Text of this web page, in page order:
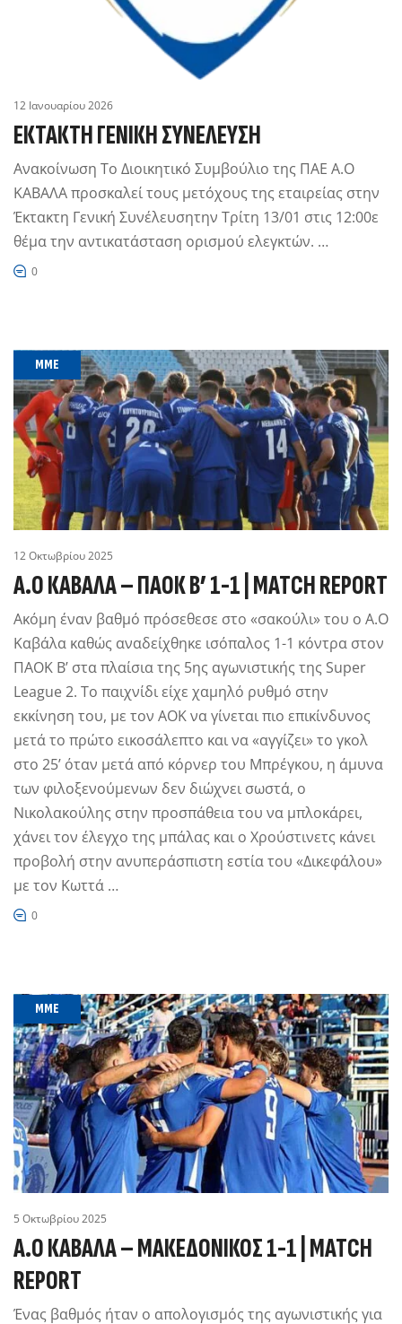
12 Ιανουαρίου 2026
ΈΚΤΑΚΤΗ ΓΕΝΙΚΉ ΣΥΝΈΛΕΥΣΗ
Ανακοίνωση Το Διοικητικό Συμβούλιο της ΠΑΕ Α.Ο
ΚΑΒΑΛΑ προσκαλεί τους μετόχους της εταιρείας στην
Έκτακτη Γενική Συνέλευσητην Τρίτη 13/01 στις 12:00ε
θέμα την αντικατάσταση ορισμού ελεγκτών. …
0
MME
12 Οκτωβρίου 2025
Α.Ο ΚΑΒΑΛΑ – ΠΑΟΚ Β’ 1-1 | MATCH REPORT
Ακόμη έναν βαθμό πρόσεθεσε στο «σακούλι» του ο Α.Ο
Καβάλα καθώς αναδείχθηκε ισόπαλος 1-1 κόντρα στον
ΠΑΟΚ Β’ στα πλαίσια της 5ης αγωνιστικής της Super
League 2. Το παιχνίδι είχε χαμηλό ρυθμό στην
εκκίνηση του, με τον ΑΟΚ να γίνεται πιο επικίνδυνος
μετά το πρώτο εικοσάλεπτο και να «αγγίζει» το γκολ
στο 25’ όταν μετά από κόρνερ του Μπρέγκου, η άμυνα
των φιλοξενούμενων δεν διώχνει σωστά, ο
Νικολακούλης στην προσπάθεια του να μπλοκάρει,
χάνει τον έλεγχο της μπάλας και ο Χρούστινετς κάνει
προβολή στην ανυπεράσπιστη εστία του «Δικεφάλου»
με τον Κωττά …
0
MME
5 Οκτωβρίου 2025
Α.Ο ΚΑΒΑΛΑ – ΜΑΚΕΔΟΝΙΚΟΣ 1-1 | MATCH
REPORT
Ένας βαθμός ήταν ο απολογισμός της αγωνιστικής για